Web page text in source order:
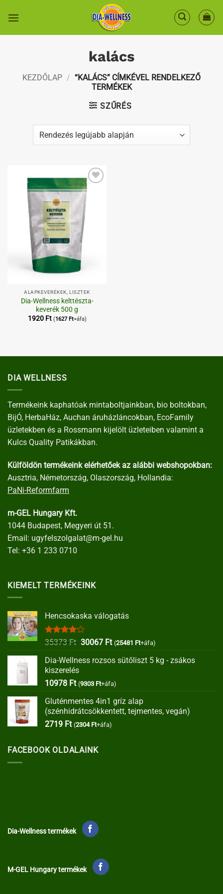
kalács
KEZDŐLAP / “KALÁCS” CÍMKÉVEL RENDELKEZŐ
TERMÉKEK
SZŰRÉS
Kedvenceimhez
ALAPKEVERÉKEK, LISZTEK
Dia-Wellness kelttészta-
keverék 500 g
1920 Ft (1627 Ft+áfa)
DIA WELLNESS
Termékeink kaphatóak mintaboltjainkban, bio boltokban,
BijÓ, HerbaHáz, Auchan áruházláncokban, EcoFamily
üzletekben és a Rossmann kijelölt üzleteiben valamint a
Kulcs Quality Patikákban.
Külföldön termékeink elérhetőek az alábbi webshopokban:
Ausztria, Németország, Olaszország, Hollandia:
PaNi-Reformfarm
m-GEL Hungary Kft.
1044 Budapest, Megyeri út 51.
Email: ugyfelszolgalat@m-gel.hu
Tel: +36 1 233 0710
KIEMELT TERMÉKEINK
Hencsokaska válogatás
Értékelés:
35373Ft Original
was:
30067 FtCurrent
is:
(25481 Ft+áfa)
Dia-Wellness rozsos sütőliszt 5 kg - zsákos
kiszerelés
10978 Ft (9303 Ft+áfa)
Gluténmentes 4in1 gríz alap
(szénhidrátcsökkentett, tejmentes, vegán)
2719 Ft (2304 Ft+áfa)
FACEBOOK OLDALAINK
Dia-Wellness termékek
M-GEL Hungary termékek